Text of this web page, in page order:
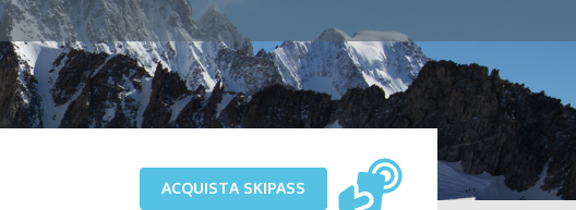
ACQUISTA SKIPASS